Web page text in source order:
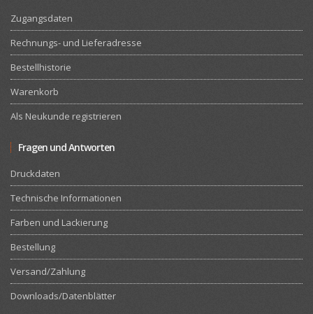
Zugangsdaten
Rechnungs- und Lieferadresse
Bestellhistorie
Warenkorb
Als Neukunde registrieren
Fragen und Antworten
Druckdaten
Technische Informationen
Farben und Lackierung
Bestellung
Versand/Zahlung
Downloads/Datenblätter